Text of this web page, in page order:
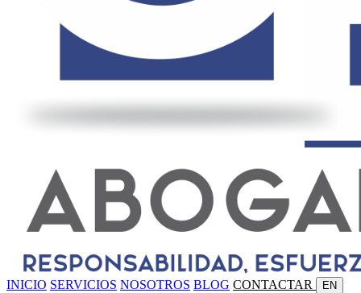
INICIO SERVICIOS NOSOTROS BLOG CONTACTAR EN